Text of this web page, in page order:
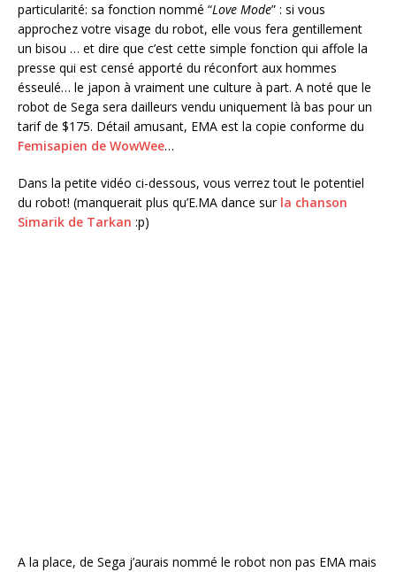
particularité: sa fonction nommé “Love Mode” : si vous
approchez votre visage du robot, elle vous fera gentillement
un bisou … et dire que c’est cette simple fonction qui affole la
presse qui est censé apporté du réconfort aux hommes
ésseulé… le japon à vraiment une culture à part. A noté que le
robot de Sega sera dailleurs vendu uniquement là bas pour un
tarif de $175. Détail amusant, EMA est la copie conforme du
Femisapien de WowWee…
Dans la petite vidéo ci-dessous, vous verrez tout le potentiel
du robot! (manquerait plus qu’E.MA dance sur la chanson
Simarik de Tarkan :p)
A la place, de Sega j’aurais nommé le robot non pas EMA mais